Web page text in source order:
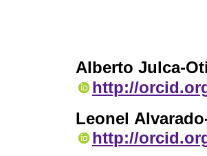
Alberto Julca-
http://
Leonel
http://